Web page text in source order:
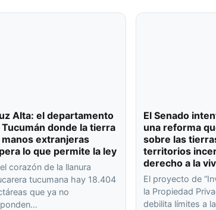
Alta: el departamento
donde la tierra
manos extranjeras
lo que permite la ley
corazón de la llanura
tucumana hay 18.404
que ya no
El Senado
una reforma
sobre las
territorios
derecho a la
El proyecto de
la Propiedad
debilita límites a la